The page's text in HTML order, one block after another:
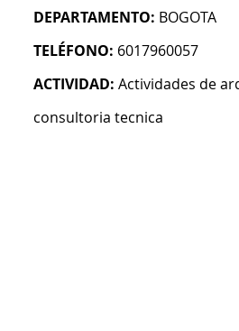
DEPARTAMENTO: BOGOTA
TELÉFONO: 6017960057
ACTIVIDAD: Actividades de
consultoria tecnica